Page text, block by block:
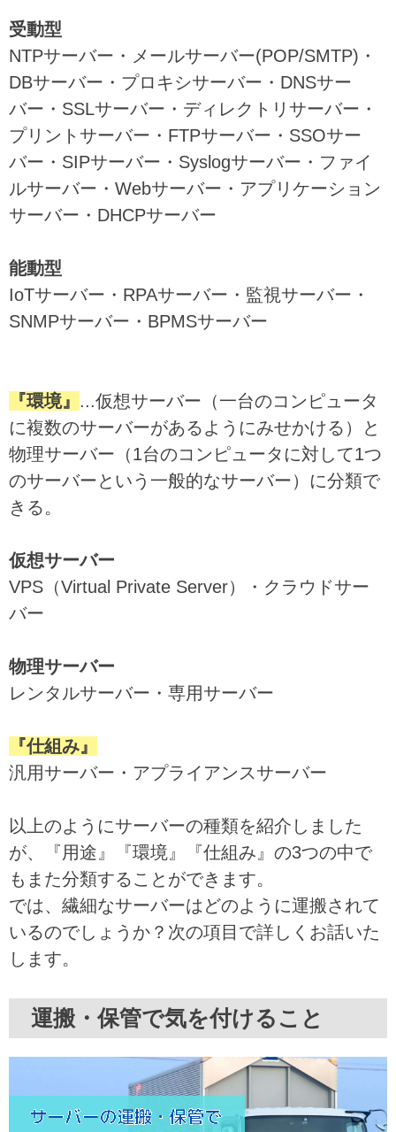
受動型
NTPサーバー・メールサーバー(POP/SMTP)・
DBサーバー・プロキシサーバー・DNSサー
バー・SSLサーバー・ディレクトリサーバー・
プリントサーバー・FTPサーバー・SSOサー
バー・SIPサーバー・Syslogサーバー・ファイ
ルサーバー・Webサーバー・アプリケーション
サーバー・DHCPサーバー
能動型
IoTサーバー・RPAサーバー・監視サーバー・
SNMPサーバー・BPMSサーバー
『環境』 ...仮想サーバー（一台のコンピュータ
に複数のサーバーがあるようにみせかける）と
物理サーバー（1台のコンピュータに対して1つ
のサーバーという一般的なサーバー）に分類で
きる。
仮想サーバー
VPS（Virtual Private Server）・クラウドサー
バー
物理サーバー
レンタルサーバー・専用サーバー
『仕組み』
汎用サーバー・アプライアンスサーバー
以上のようにサーバーの種類を紹介しました
が、『用途』『環境』『仕組み』の3つの中で
もまた分類することができます。
では、繊細なサーバーはどのように運搬されて
いるのでしょうか？次の項目で詳しくお話いた
します。
運搬・保管で気を付けること